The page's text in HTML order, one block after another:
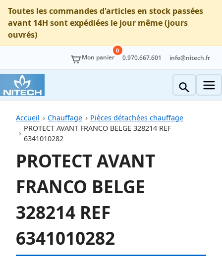
Toutes les commandes d'articles en stock passées
avant 14H sont expédiées le jour même (jours
ouvrés)
Mon panier
0
0.970.667.601 info@nitech.fr
Accueil Chauffage
Pièces détachées chauffage
PROTECT AVANT FRANCO BELGE 328214 REF
6341010282
PROTECT AVANT
FRANCO BELGE
328214 REF
6341010282